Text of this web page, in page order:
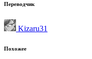
Переводчик
Kizaru31
Похожее